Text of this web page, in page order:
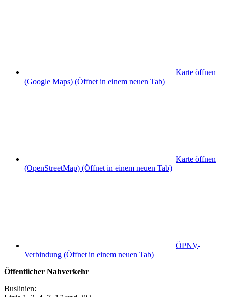
Karte öffnen
(Google Maps) (Öffnet in einem neuen Tab)
Karte öffnen
(OpenStreetMap) (Öffnet in einem neuen Tab)
ÖPNV-
Verbindung (Öffnet in einem neuen Tab)
Öffentlicher Nahverkehr
Buslinien: